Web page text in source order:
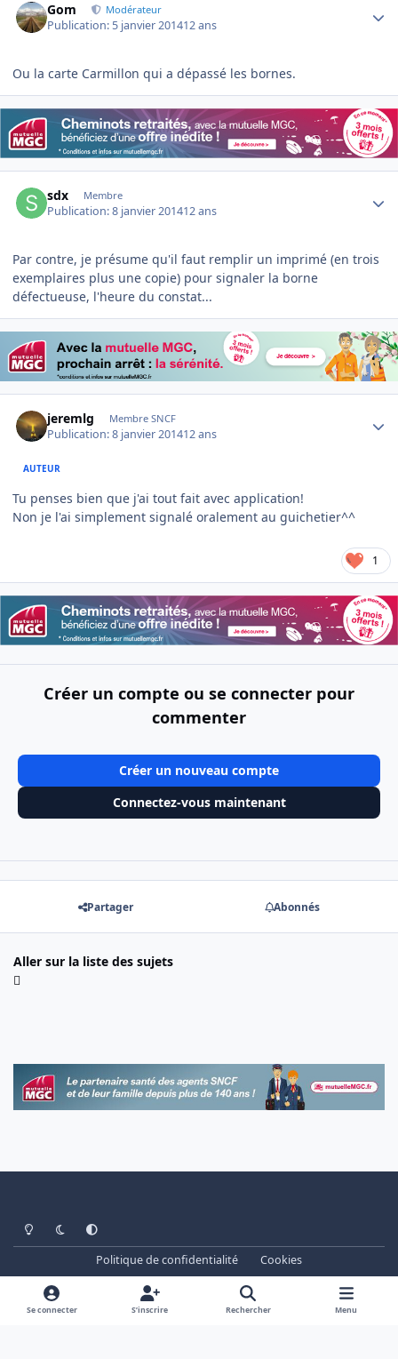
Gom Modérateur
Publication: 5 janvier 201412 ans
Ou la carte Carmillon qui a dépassé les bornes.
sdx Membre
Publication:8 janvier 201412 ans
Par contre, je présume qu'il faut remplir un imprimé (en trois
exemplaires plus une copie) pour signaler la borne
défectueuse, l'heure du constat...
jeremlg Membre SNCF
Publication:8 janvier 201412 ans
AUTEUR
Tu penses bien que j'ai tout fait avec application!
Non je l'ai simplement signalé oralement au guichetier^^
1
Créer un compte ou se connecter pour
commenter
Créer un nouveau compte
Connectez-vous maintenant
Partager Abonnés
Aller sur la liste des sujets
Light ModeDark ModeSystem Preference
Politique de confidentialité
Cookies
www.cheminots.net - Forum Libre depuis 2003
Powered by
Invision Community
Se connecter S’inscrire Rechercher Menu